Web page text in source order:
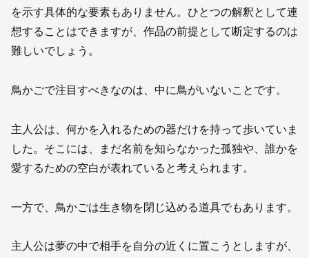
を示す具体的な要素もありません。ひとつの解釈として連
想することはできますが、作品の前提として断定するのは
難しいでしょう。
鳥かごで注目すべきなのは、中に鳥がいないことです。
主人公は、何かを入れるための器だけを持って歩いていま
した。そこには、まだ名前を知らなかった孤独や、誰かを
愛するための空白が表れていると考えられます。
一方で、鳥かごは生き物を閉じ込める道具でもあります。
主人公は夢の中で相手を自分の近くに置こうとしますが、